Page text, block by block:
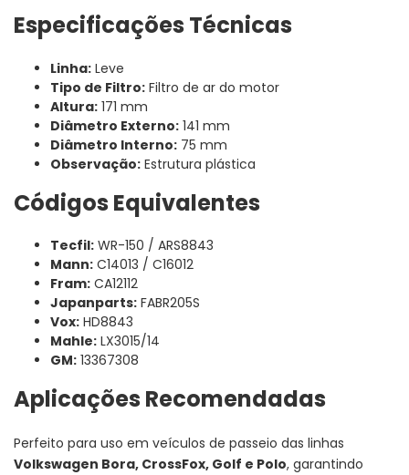
Especificações Técnicas
Linha: Leve
Tipo de Filtro: Filtro de ar do motor
Altura: 171 mm
Diâmetro Externo: 141 mm
Diâmetro Interno: 75 mm
Observação: Estrutura plástica
Códigos Equivalentes
Tecfil: WR-150 / ARS8843
Mann: C14013 / C16012
Fram: CA12112
Japanparts: FABR205S
Vox: HD8843
Mahle: LX3015/14
GM: 13367308
Aplicações Recomendadas
Perfeito para uso em veículos de passeio das linhas
Volkswagen Bora, CrossFox, Golf e Polo, garantindo